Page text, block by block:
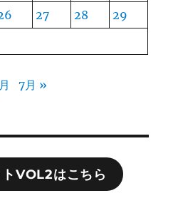
27 28
29
7月 »
VOL2はこちら